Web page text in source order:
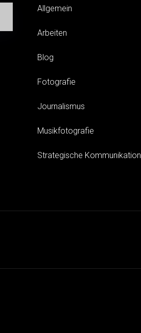
Allgemein
Arbeiten
Blog
Fotografie
Journalismus
Musikfotografie
Strategische Kommunikation